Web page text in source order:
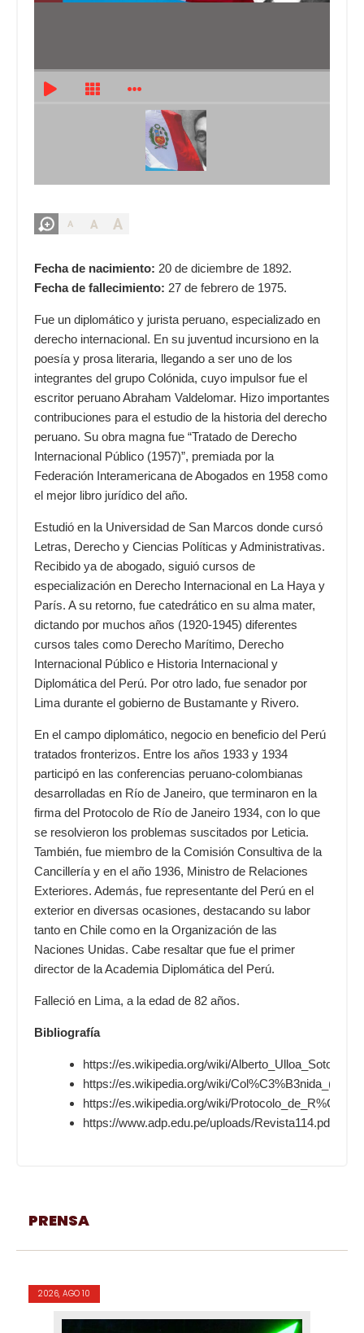
A A A
Fecha de nacimiento: 20 de diciembre de 1892.
Fecha de fallecimiento: 27 de febrero de 1975.
Fue un diplomático y jurista peruano, especializado en
derecho internacional. En su juventud incursiono en la
poesía y prosa literaria, llegando a ser uno de los
integrantes del grupo Colónida, cuyo impulsor fue el
escritor peruano Abraham Valdelomar. Hizo importantes
contribuciones para el estudio de la historia del derecho
peruano. Su obra magna fue “Tratado de Derecho
Internacional Público (1957)”, premiada por la
Federación Interamericana de Abogados en 1958 como
el mejor libro jurídico del año.
Estudió en la Universidad de San Marcos donde cursó
Letras, Derecho y Ciencias Políticas y Administrativas.
Recibido ya de abogado, siguió cursos de
especialización en Derecho Internacional en La Haya y
París. A su retorno, fue catedrático en su alma mater,
dictando por muchos años (1920-1945) diferentes
cursos tales como Derecho Marítimo, Derecho
Internacional Público e Historia Internacional y
Diplomática del Perú. Por otro lado, fue senador por
Lima durante el gobierno de Bustamante y Rivero.
En el campo diplomático, negocio en beneficio del Perú
tratados fronterizos. Entre los años 1933 y 1934
participó en las conferencias peruano-colombianas
desarrolladas en Río de Janeiro, que terminaron en la
firma del Protocolo de Río de Janeiro 1934, con lo que
se resolvieron los problemas suscitados por Leticia.
También, fue miembro de la Comisión Consultiva de la
Cancillería y en el año 1936, Ministro de Relaciones
Exteriores. Además, fue representante del Perú en el
exterior en diversas ocasiones, destacando su labor
tanto en Chile como en la Organización de las
Naciones Unidas. Cabe resaltar que fue el primer
director de la Academia Diplomática del Perú.
Falleció en Lima, a la edad de 82 años.
Bibliografía
https://es.wikipedia.org/wiki/
https://es.wikipedia.org/wiki/
https://es.wikipedia.org/wiki/
https://www.adp.edu.pe/uploads/Revista114.pdf
PRENSA
2026, AGO 10